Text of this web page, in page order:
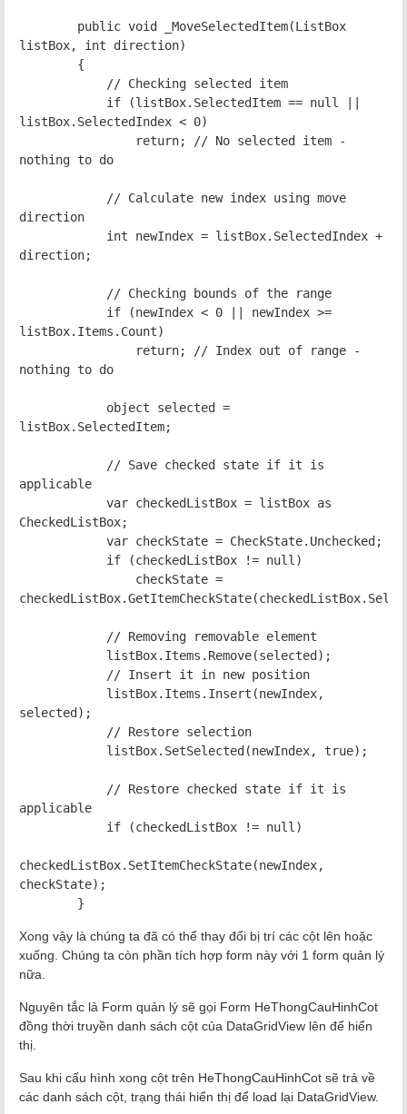
public void _MoveSelectedItem(ListBox
listBox, int direction)
{
// Checking selected item
if (listBox.SelectedItem == null ||
listBox.SelectedIndex < 0)
return; // No selected item -
nothing to do
// Calculate new index using move
direction
int newIndex = listBox.SelectedIndex +
direction;
// Checking bounds of the range
if (newIndex < 0 || newIndex >=
listBox.Items.Count)
return; // Index out of range -
nothing to do
object selected =
listBox.SelectedItem;
// Save checked state if it is
applicable
var checkedListBox = listBox as
CheckedListBox;
var checkState = CheckState.Unchecked;
if (checkedListBox != null)
checkState =
// Removing removable element
listBox.Items.Remove(selected);
// Insert it in new position
listBox.Items.Insert(newIndex,
selected);
// Restore selection
listBox.SetSelected(newIndex, true);
// Restore checked state if it is
applicable
if (checkedListBox != null)
checkedListBox.SetItemCheckState(newIndex,
checkState);
}
Xong vậy là chúng ta đã có thể thay đổi bị trí các cột lên hoặc
xuống. Chúng ta còn phần tích hợp form này với 1 form quản lý
nữa.
Nguyên tắc là Form quản lý sẽ gọi Form HeThongCauHinhCot
đồng thời truyền danh sách cột của DataGridView lên để hiển
thị.
Sau khi cấu hình xong cột trên HeThongCauHinhCot sẽ trả về
các danh sách cột, trạng thái hiển thị để load lại DataGridView.